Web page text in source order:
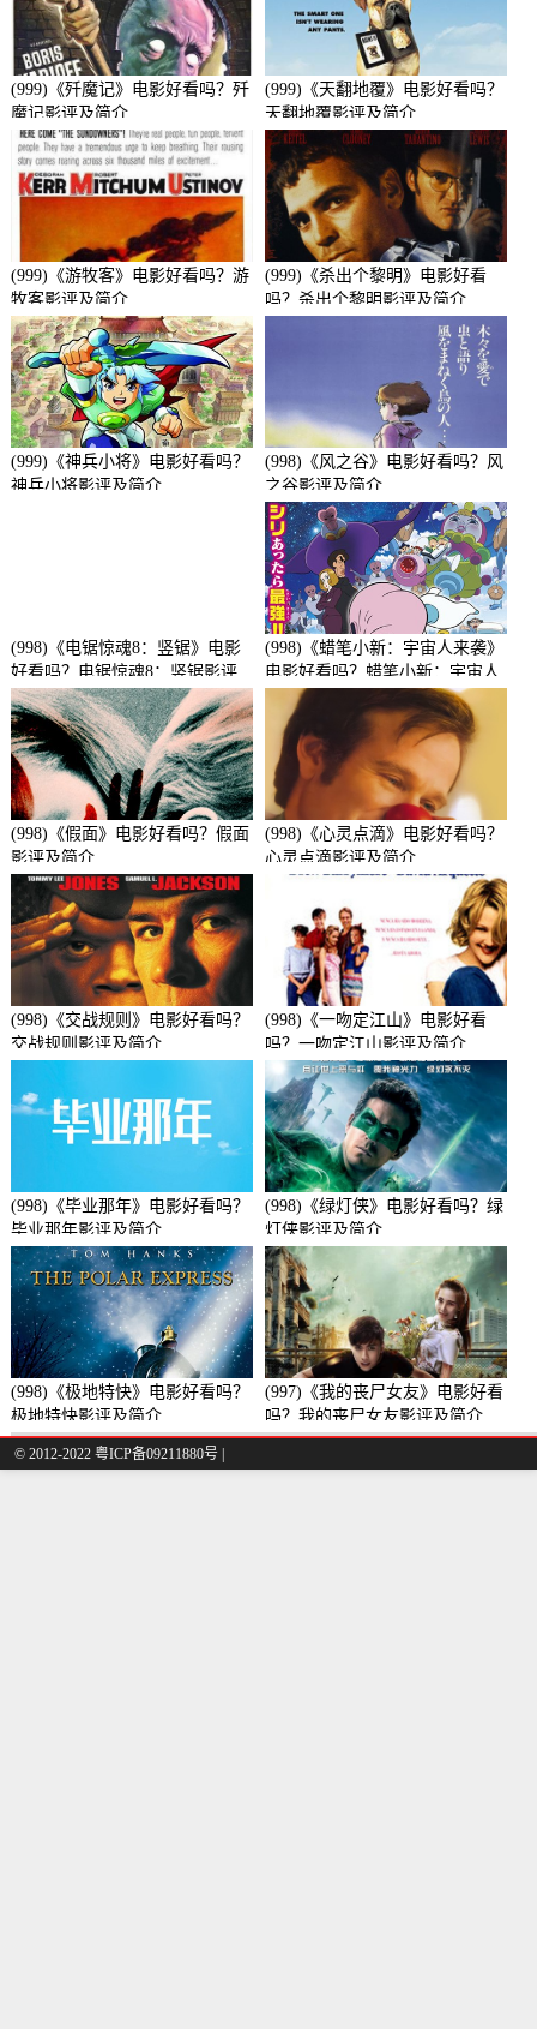
(999)《歼魔记》电影好看吗？歼
魔记影评及简介
(999)《天翻地覆》电影好看吗？
天翻地覆影评及简介
(999)《游牧客》电影好看吗？游
牧客影评及简介
(999)《杀出个黎明》电影好看
吗？杀出个黎明影评及简介
(999)《神兵小将》电影好看吗？
神兵小将影评及简介
(998)《风之谷》电影好看吗？风
之谷影评及简介
(998)《电锯惊魂8：竖锯》电影
好看吗？电锯惊魂8：竖锯影评
及简介
(998)《蜡笔小新：宇宙人来袭》
电影好看吗？蜡笔小新：宇宙人
来袭影评及简介
(998)《假面》电影好看吗？假面
影评及简介
(998)《心灵点滴》电影好看吗？
心灵点滴影评及简介
(998)《交战规则》电影好看吗？
交战规则影评及简介
(998)《一吻定江山》电影好看
吗？一吻定江山影评及简介
(998)《毕业那年》电影好看吗？
毕业那年影评及简介
(998)《绿灯侠》电影好看吗？绿
灯侠影评及简介
(998)《极地特快》电影好看吗？
极地特快影评及简介
(997)《我的丧尸女友》电影好看
吗？我的丧尸女友影评及简介
© 2012-2022 粤ICP备09211880号 |